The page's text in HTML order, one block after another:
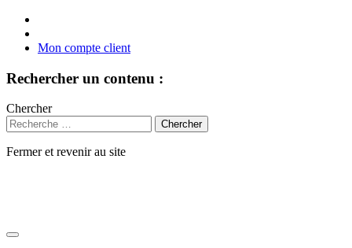
Mon compte client
Rechercher un contenu :
Chercher
Fermer et revenir au site